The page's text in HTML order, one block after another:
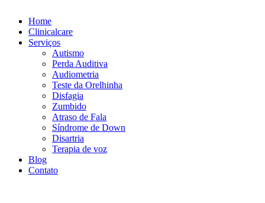
Home
Clinicalcare
Serviços
Autismo
Perda Auditiva
Audiometria
Teste da Orelhinha
Disfagia
Zumbido
Atraso de Fala
Síndrome de Down
Disartria
Terapia de voz
Blog
Contato